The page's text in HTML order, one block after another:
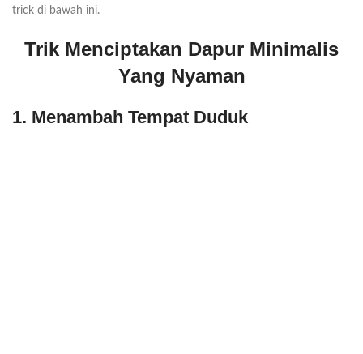
trick di bawah ini.
Trik Menciptakan Dapur Minimalis
Yang Nyaman
1. Menambah Tempat Duduk